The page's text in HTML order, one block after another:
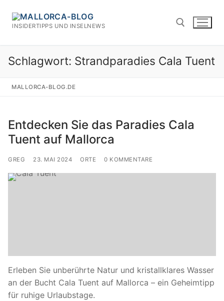
Inhalt
springen
INSIDERTIPPS UND INSELNEWS
Suchen nach:
Schlagwort: Strandparadies Cala Tuent
MALLORCA-BLOG.DE
Entdecken Sie das Paradies Cala
Tuent auf Mallorca
GREG 23. MAI 2024 ORTE 0 KOMMENTARE
Erleben Sie unberührte Natur und kristallklares Wasser
an der Bucht Cala Tuent auf Mallorca – ein Geheimtipp
für ruhige Urlaubstage.